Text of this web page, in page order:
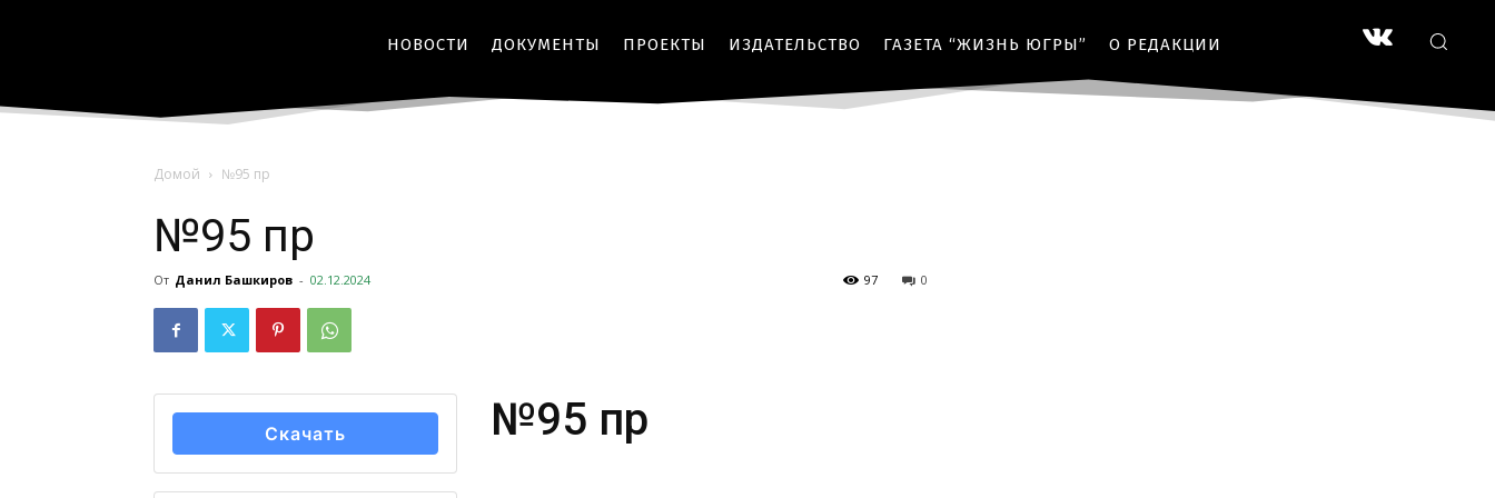
НОВОСТИ ДОКУМЕНТЫ ПРОЕКТЫ ИЗДАТЕЛЬСТВО ГАЗЕТА “ЖИЗНЬ ЮГРЫ” О РЕДАКЦИИ
Домой №95 пр
№95 пр
От Данил Башкиров - 02.12.2024 0
97
Скачать №95 пр